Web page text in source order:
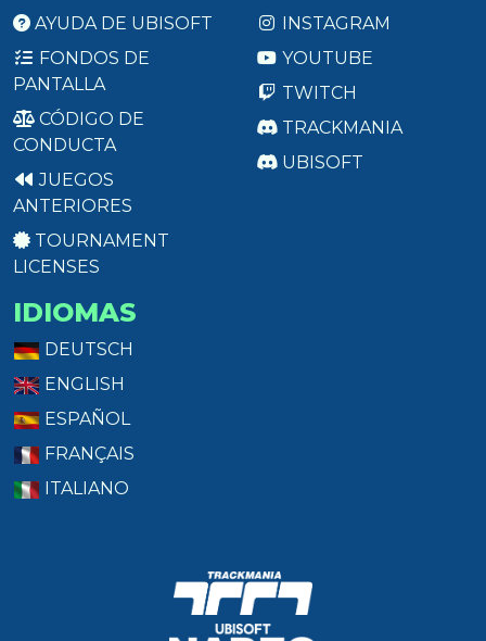
AYUDA DE UBISOFT
FONDOS DE
PANTALLA
CÓDIGO DE
CONDUCTA
JUEGOS
ANTERIORES
TOURNAMENT
LICENSES
INSTAGRAM
YOUTUBE
TWITCH
TRACKMANIA
UBISOFT
IDIOMAS
DEUTSCH
ENGLISH
ESPAÑOL
FRANÇAIS
ITALIANO